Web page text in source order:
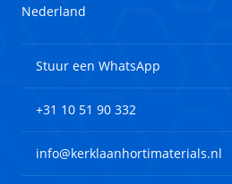
Nederland
Stuur een WhatsApp
+31 10 51 90 332
info@kerklaanhortimaterials.nl